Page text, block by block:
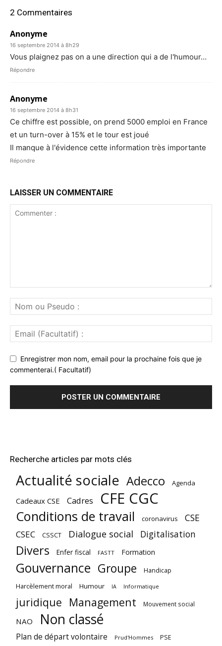
2 Commentaires
Anonyme
16 septembre 2014 à 8h29
Vous plaignez pas on a une direction qui a de l'humour…
Répondre
Anonyme
16 septembre 2014 à 8h31
Ce chiffre est possible, on prend 5000 emploi en France
et un turn-over à 15% et le tour est joué
Il manque à l'évidence cette information très importante
Répondre
LAISSER UN COMMENTAIRE
Enregistrer mon nom, email pour la prochaine fois que je
commenterai.( Facultatif)
Recherche articles par mots clés
Actualité sociale Adecco Agenda
Cadeaux CSE Cadres CFE CGC
Conditions de travail coronavirus CSE
CSEC CSSCT Dialogue social Digitalisation
Divers Enfer fiscal FASTT Formation
Gouvernance Groupe Handicap
Harcèlement moral Humour IA Informatique
juridique Management Mouvement social
NAO Non classé
Plan de départ volontaire Prud'Hommes PSE